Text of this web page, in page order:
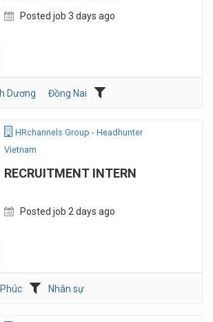
Posted job 3 days ago
Dương
Đồng Nai
HRchannels Group - Headhunter
Vietnam
RECRUITMENT INTERN
Posted job 2 days ago
Nhân sự